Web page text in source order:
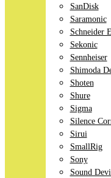
SanDisk
Saramonic
Schneider
Sekonic
Sennheiser
Shimoda
Shoten
Shure
Sigma
Silence
Sirui
SmallRig
Sony
Sound